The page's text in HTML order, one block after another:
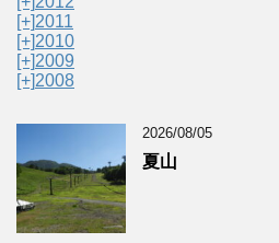
[+]2011
[+]2010
[+]2009
[+]2008
2026/08/05
夏山